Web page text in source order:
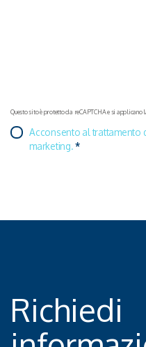
Questo sito è protetto da reCAPTCHA e si applicano
Acconsento al trattamento
marketing.*
Richiedi